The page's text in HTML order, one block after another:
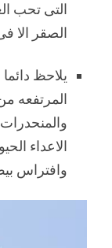
التى تحب
الصقر الا
يلاحظ
المرتفعه
الاعداء
وافتراس